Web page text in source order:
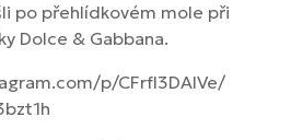
po přehlídkovém mole při
Dolce & Gabbana.
p/CFrfI3DAlVe/